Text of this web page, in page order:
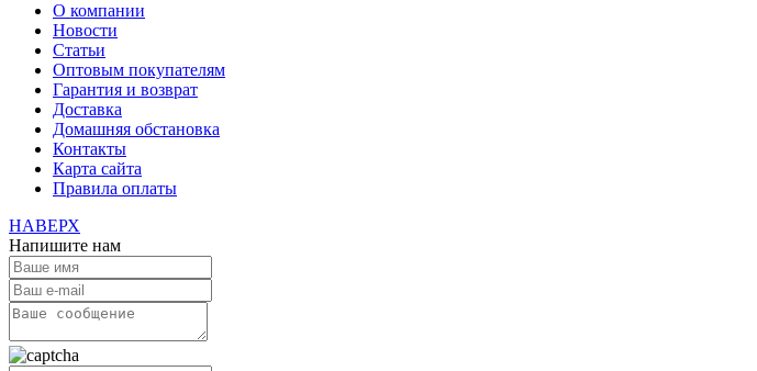
О компании
Новости
Статьи
Оптовым покупателям
Гарантия и возврат
Доставка
Домашняя обстановка
Контакты
Карта сайта
Правила оплаты
НАВЕРХ
Напишите нам